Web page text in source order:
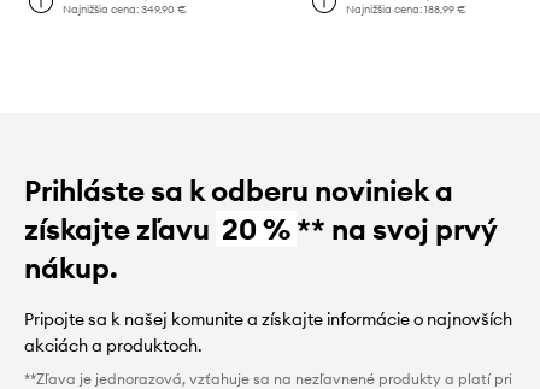
Najnižšia cena:349,90 €
Najnižšia cena: 188,99 €
Prihláste sa k odberu noviniek a
získajte zľavu 20 %** na svoj prvý
nákup.
Pripojte sa k našej komunite a získajte informácie o najnovších
akciách a produktoch.
**Zľava je jednorazová, vzťahuje sa na nezľavnené produkty a platí pri